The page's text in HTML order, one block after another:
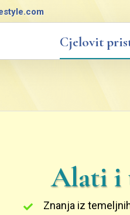
Cjelovit
Alati i
Znanja iz